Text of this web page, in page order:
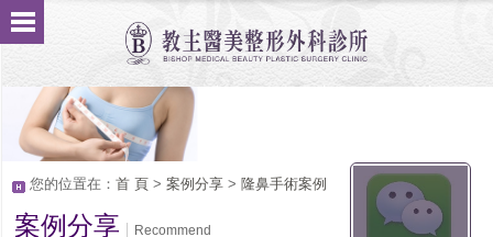
您的位置在： 首 頁> 案例分享> 隆鼻手術案例
案例分享 Recommend